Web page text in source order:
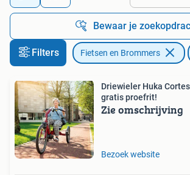
Bewaar je
Filters Fietsen en Brommers
Driewieler Huka
gratis proefrit!
Zie omschrijving
Bezoek website